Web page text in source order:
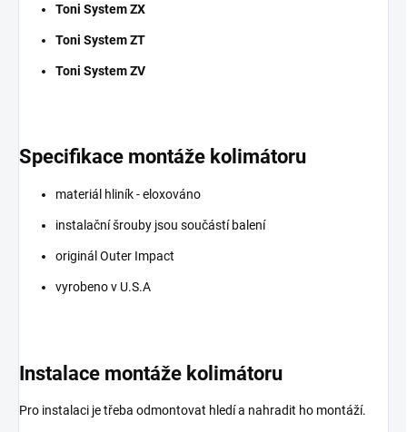
Toni System ZX
Toni System ZT
Toni System ZV
Specifikace montáže kolimátoru
materiál hliník - eloxováno
instalační šrouby jsou součástí balení
originál Outer Impact
vyrobeno v U.S.A
Instalace montáže kolimátoru
Pro instalaci je třeba odmontovat hledí a nahradit ho montáží.